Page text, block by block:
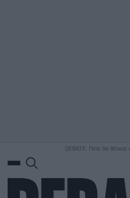
DEBATE: Πότε θα θέλατε